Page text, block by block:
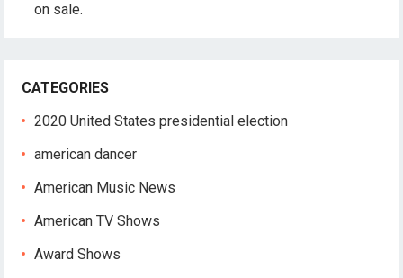
on sale.
CATEGORIES
2020 United States presidential election
american dancer
American Music News
American TV Shows
Award Shows